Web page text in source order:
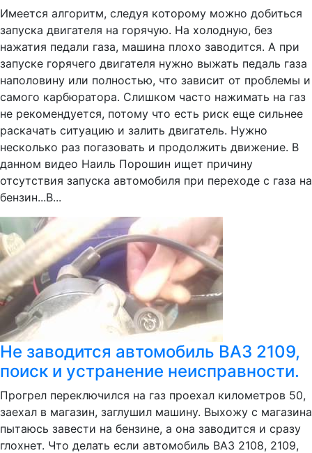
Имеется алгоритм, следуя которому можно добиться
запуска двигателя на горячую. На холодную, без
нажатия педали газа, машина плохо заводится. А при
запуске горячего двигателя нужно выжать педаль газа
наполовину или полностью, что зависит от проблемы и
самого карбюратора. Слишком часто нажимать на газ
не рекомендуется, потому что есть риск еще сильнее
раскачать ситуацию и залить двигатель. Нужно
несколько раз погазовать и продолжить движение. В
данном видео Наиль Порошин ищет причину
отсутствия запуска автомобиля при переходе с газа на
бензин...В...
Не заводится автомобиль ВАЗ 2109,
поиск и устранение неисправности.
Прогрел переключился на газ проехал километров 50,
заехал в магазин, заглушил машину. Выхожу с магазина
пытаюсь завести на бензине, а она заводится и сразу
глохнет. Что делать если автомобиль ВАЗ 2108, 2109,